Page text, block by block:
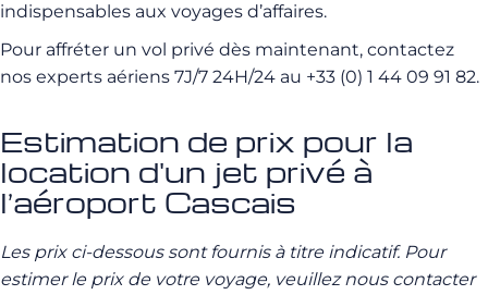
indispensables aux voyages d’affaires.
Pour affréter un vol privé dès maintenant, contactez
nos experts aériens 7J/7 24H/24 au +33 (0) 1 44 09 91 82.
Estimation de prix pour la
location d'un jet privé à
l’aéroport Cascais
Les prix ci-dessous sont fournis à titre indicatif. Pour
estimer le prix de votre voyage, veuillez nous contacter